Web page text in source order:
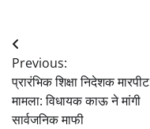
Post
navigation
Previous:
प्रारंभिक शिक्षा निदेशक मारपीट
मामला: विधायक काऊ ने मांगी
सार्वजनिक माफी